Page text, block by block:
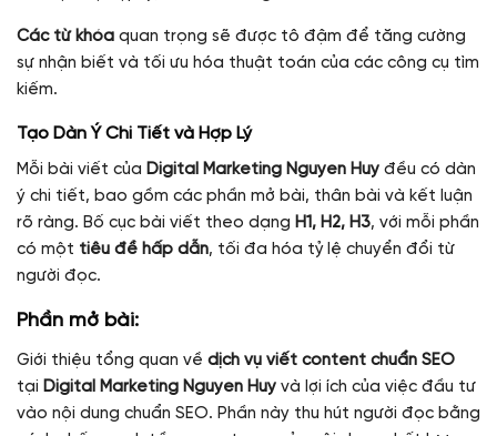
Các từ khóa quan trọng sẽ được tô đậm để tăng cường
sự nhận biết và tối ưu hóa thuật toán của các công cụ tìm
kiếm.
Tạo Dàn Ý Chi Tiết và Hợp Lý
Mỗi bài viết của Digital Marketing Nguyen Huy đều có dàn
ý chi tiết, bao gồm các phần mở bài, thân bài và kết luận
rõ ràng. Bố cục bài viết theo dạng H1, H2, H3, với mỗi phần
có một tiêu đề hấp dẫn, tối đa hóa tỷ lệ chuyển đổi từ
người đọc.
Phần mở bài:
Giới thiệu tổng quan về dịch vụ viết content chuẩn SEO
tại Digital Marketing Nguyen Huy và lợi ích của việc đầu tư
vào nội dung chuẩn SEO. Phần này thu hút người đọc bằng